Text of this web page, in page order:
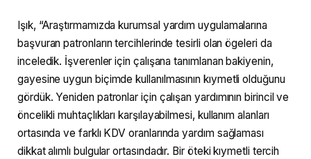
Işık, “Araştırmamızda kurumsal yardım uygulamalarına
başvuran patronların tercihlerinde tesirli olan ögeleri da
inceledik. İşverenler için çalışana tanımlanan bakiyenin,
gayesine uygun biçimde kullanılmasının kıymetli olduğunu
gördük. Yeniden patronlar için çalışan yardımının birincil ve
öncelikli muhtaçlıkları karşılayabilmesi, kullanım alanları
ortasında ve farklı KDV oranlarında yardım sağlaması
dikkat alımlı bulgular ortasındadır. Bir öteki kıymetli tercih